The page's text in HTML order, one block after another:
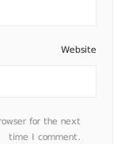
Website
for the next
time I comment.